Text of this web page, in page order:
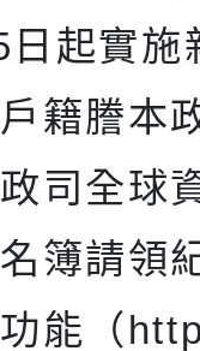
起實施
籍謄本
司全球
簿請領
能（